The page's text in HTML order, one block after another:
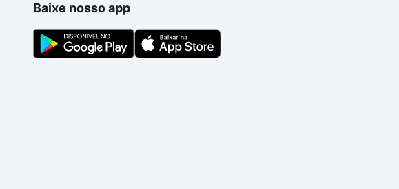
Baixe nosso app